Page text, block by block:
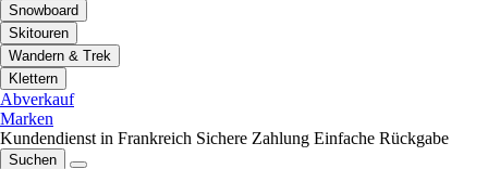
Snowboard
Skitouren
Wandern & Trek
Klettern
Abverkauf
Marken
Kundendienst in Frankreich Sichere Zahlung Einfache Rückgabe
Suchen